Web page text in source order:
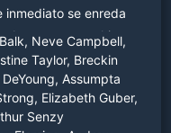
inmediato se enreda
Aunque estas chicas
unas indefensas
de "THE CRAFT",
Neve Campbell,
Taylor, Breckin
Assumpta
Elizabeth Guber,
Senzy